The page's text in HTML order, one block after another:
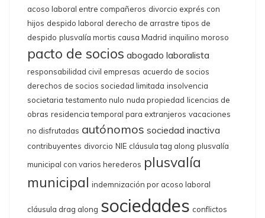
acoso laboral entre compañeros divorcio exprés con
hijos despido laboral derecho de arrastre tipos de
despido plusvalía mortis causa Madrid inquilino moroso
pacto de socios abogado laboralista
responsabilidad civil empresas acuerdo de socios
derechos de socios sociedad limitada insolvencia
societaria testamento nulo nuda propiedad licencias de
obras residencia temporal para extranjeros vacaciones
no disfrutadas autónomos sociedad inactiva
contribuyentes divorcio NIE cláusula tag along plusvalía
municipal con varios herederos plusvalía
municipal indemnización por acoso laboral
cláusula drag along sociedades conflictos